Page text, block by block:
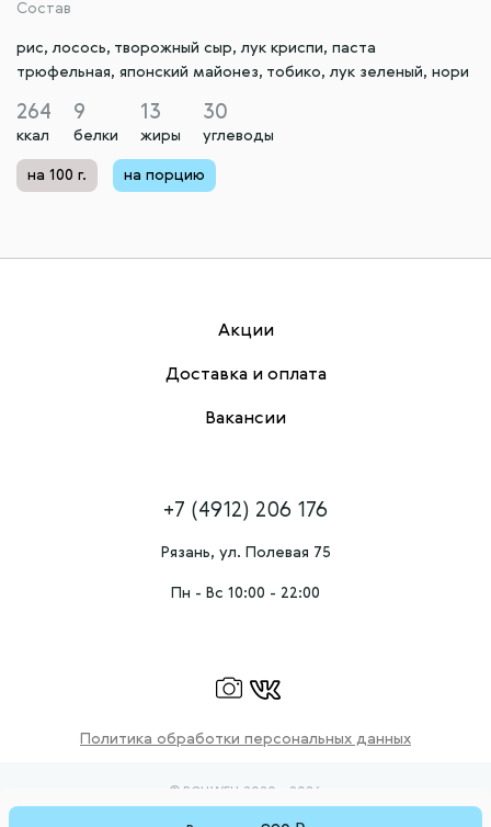
Состав
рис, лосось, творожный сыр, лук криспи, паста
трюфельная, японский майонез, тобико, лук зеленый, нори
264
ккал
9
белки
13
жиры
30
углеводы
на 100 г. на порцию
Акции
Доставка и оплата
Вакансии
+7 (4912) 206 176
Рязань, ул. Полевая 75
Пн - Вс 10:00 - 22:00
Политика обработки персональных данных
© ROLLWELL 2020 - 2026